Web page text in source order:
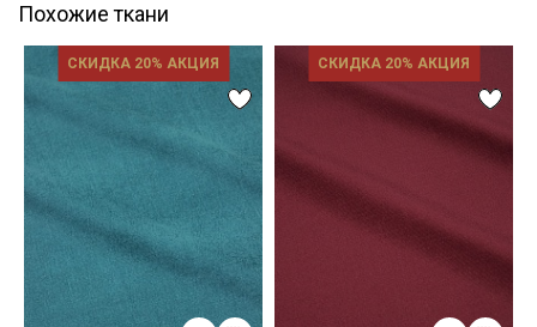
Похожие ткани
СКИДКА 20% АКЦИЯ СКИДКА 20% АКЦИЯ